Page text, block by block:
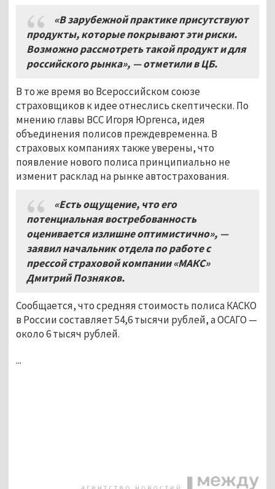
«В зарубежной практике присутствуют
продукты, которые покрывают эти риски.
Возможно рассмотреть такой продукт и для
российского рынка», — отметили в ЦБ.
В то же время во Всероссийском союзе
страховщиков к идее отнеслись скептически. По
мнению главы ВСС Игоря Юргенса, идея
объединения полисов преждевременна. В
страховых компаниях также уверены, что
появление нового полиса принципиально не
изменит расклад на рынке автострахования.
«Есть ощущение, что его
потенциальная востребованность
оценивается излишне оптимистично», —
заявил начальник отдела по работе с
прессой страховой компании «МАКС»
Дмитрий Позняков.
Сообщается, что средняя стоимость полиса КАСКО
в России составляет 54,6 тысячи рублей, а ОСАГО —
около 6 тысяч рублей.
...